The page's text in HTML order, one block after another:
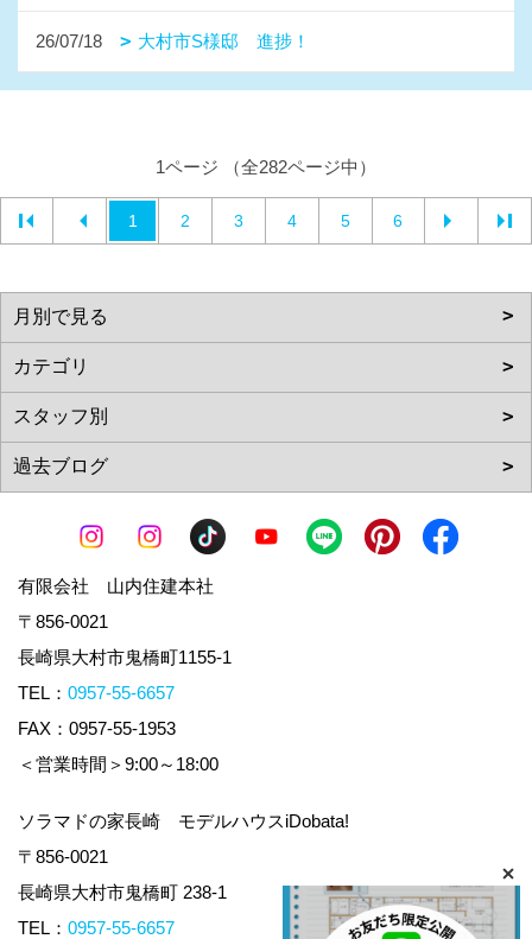
26/07/18 大村市S様邸 進捗！
1ページ （全282ページ中）
1 2 3 4 5 6
有限会社 山内住建本社
〒856-0021
長崎県大村市鬼橋町1155-1
TEL： 0957-55-6657
FAX：0957-55-1953
＜営業時間＞9:00～18:00
ソラマドの家長崎 モデルハウスiDobata!
〒856-0021
長崎県大村市鬼橋町 238-1
TEL： 0957-55-6657